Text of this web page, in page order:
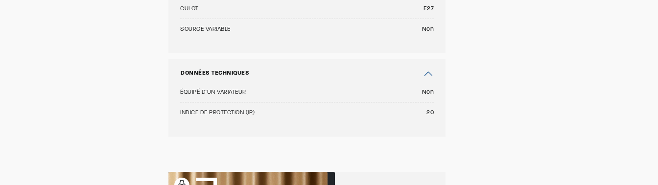
CULOT E27
SOURCE VARIABLE Non
DONNÉES TECHNIQUES
ÉQUIPÉ D'UN VARIATEUR Non
INDICE DE PROTECTION (IP) 20